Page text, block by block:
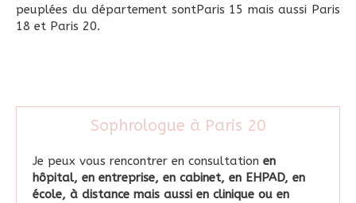
peuplées du département sontParis 15 mais aussi Paris
18 et Paris 20.
Sophrologue à Paris 20
Je peux vous rencontrer en consultation en
hôpital, en entreprise, en cabinet, en EHPAD, en
école, à distance mais aussi en clinique ou en